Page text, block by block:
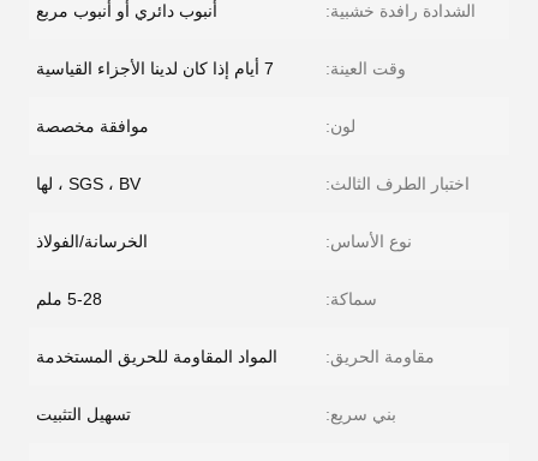
الشدادة رافدة خشبية: أنبوب دائري أو أنبوب مربع
وقت العينة: 7 أيام إذا كان لدينا الأجزاء القياسية
لون: موافقة مخصصة
اختبار الطرف الثالث: SGS ، BV ، لها
نوع الأساس: الخرسانة/الفولاذ
سماكة: 5-28 ملم
مقاومة الحريق: المواد المقاومة للحريق المستخدمة
بني سريع: تسهيل التثبيت